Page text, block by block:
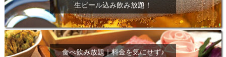
生ビール込み飲み放題！
食べ飲み放題｜料金を気にせず♪